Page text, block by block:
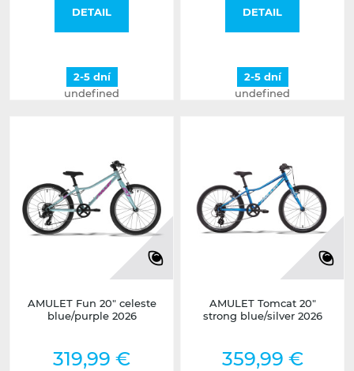
DETAIL
2-5 dní
undefined
DETAIL
2-5 dní
undefined
AMULET Fun 20" celeste
blue/purple 2026
319,99 €
AMULET Tomcat 20"
strong blue/silver 2026
359,99 €